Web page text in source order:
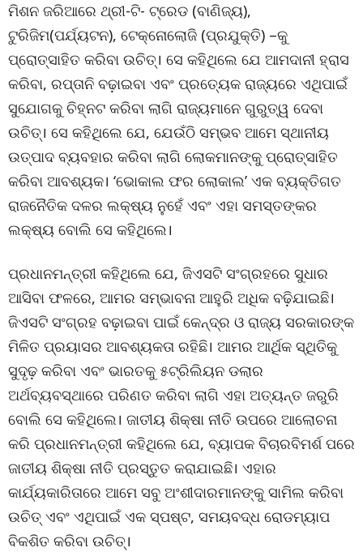
ମିଶନ ଜରିଆରେ ଥ୍ରୀ-ଟି- ଟ୍ରେଡ (ବାଣିଜ୍ୟ),
ଟୁରିଜିମ(ପର୍ଯ୍ୟଟନ), ଟେକ୍ନୋଲୋଜି (ପ୍ରଯୁକ୍ତି) –କୁ
ପ୍ରୋତ୍ସାହିତ କରିବା ଉଚିତ୍‌। ସେ କହିଥିଲେ ଯେ ଆମଦାନୀ ହ୍ରାସ
କରିବା, ରପ୍ତାନି ବଢ଼ାଇବା ଏବଂ ପ୍ରତ୍ୟେକ ରାଜ୍ୟରେ ଏଥିପାଇଁ
ସୁଯୋଗକୁ ଚିହ୍ନଟ କରିବା ଲାଗି ରାଜ୍ୟମାନେ ଗୁରୁତ୍ୱ ଦେବା
ଉଚିତ୍‌। ସେ କହିଥିଲେ ଯେ, ଯେଉଁଠି ସମ୍ଭବ ଆମେ ସ୍ଥାନୀୟ
ଉତ୍ପାଦ ବ୍ୟବହାର କରିବା ଲାଗି ଲୋକମାନଙ୍କୁ ପ୍ରୋତ୍ସାହିତ
କରିବା ଆବଶ୍ୟକ। ‘ଭୋକାଲ ଫର ଲୋକାଲ’ ଏକ ବ୍ୟକ୍ତିଗତ
ରାଜନୈତିକ ଦଳର ଲକ୍ଷ୍ୟ ନୁହେଁ ଏବଂ ଏହା ସମସ୍ତଙ୍କର
ଲକ୍ଷ୍ୟ ବୋଲି ସେ କହିଥିଲେ।
ପ୍ରଧାନମନ୍ତ୍ରୀ କହିଥିଲେ ଯେ, ଜିଏସଟି ସଂଗ୍ରହରେ ସୁଧାର
ଆସିବା ଫଳରେ, ଆମର ସମ୍ଭାବନା ଆହୁରି ଅଧିକ ବଢ଼ିଯାଇଛି।
ଜିଏସଟି ସଂଗ୍ରହ ବଢ଼ାଇବା ପାଇଁ କେନ୍ଦ୍ର ଓ ରାଜ୍ୟ ସରକାରଙ୍କ
ମିଳିତ ପ୍ରୟାସର ଆବଶ୍ୟକତା ରହିଛି। ଆମର ଆର୍ଥିକ ସ୍ଥିତିକୁ
ସୁଦୃଢ଼ କରିବା ଏବଂ ଭାରତକୁ ୫ଟ୍ରିଲିୟନ ଡଲାର
ଅର୍ଥବ୍ୟବସ୍ଥାରେ ପରିଣତ କରିବା ଲାଗି ଏହା ଅତ୍ୟନ୍ତ ଜରୁରି
ବୋଲି ସେ କହିଥିଲେ। ଜାତୀୟ ଶିକ୍ଷା ନୀତି ଉପରେ ଆଲୋଚନା
କରି ପ୍ରଧାନମନ୍ତ୍ରୀ କହିଥିଲେ ଯେ, ବ୍ୟାପକ ବିଚାରବିମର୍ଶ ପରେ
ଜାତୀୟ ଶିକ୍ଷା ନୀତି ପ୍ରସ୍ତୁତ କରାଯାଇଛି। ଏହାର
କାର୍ଯ୍ୟକାରିତାରେ ଆମେ ସବୁ ଅଂଶୀଦାରମାନଙ୍କୁ ସାମିଲ କରିବା
ଉଚିତ୍‌ ଏବଂ ଏଥିପାଇଁ ଏକ ସ୍ପଷ୍ଟ, ସମୟବଦ୍ଧ ରୋଡମ୍ୟାପ
ବିକଶିତ କରିବା ଉଚିତ୍‌।